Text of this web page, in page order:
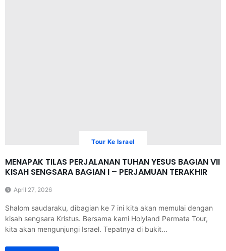
Tour Ke Israel
MENAPAK TILAS PERJALANAN TUHAN YESUS BAGIAN VII
KISAH SENGSARA BAGIAN I – PERJAMUAN TERAKHIR
April 27, 2026
Shalom saudaraku, dibagian ke 7 ini kita akan memulai dengan
kisah sengsara Kristus. Bersama kami Holyland Permata Tour,
kita akan mengunjungi Israel. Tepatnya di bukit...